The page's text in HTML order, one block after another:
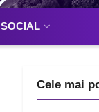
SOCIAL
Cele mai